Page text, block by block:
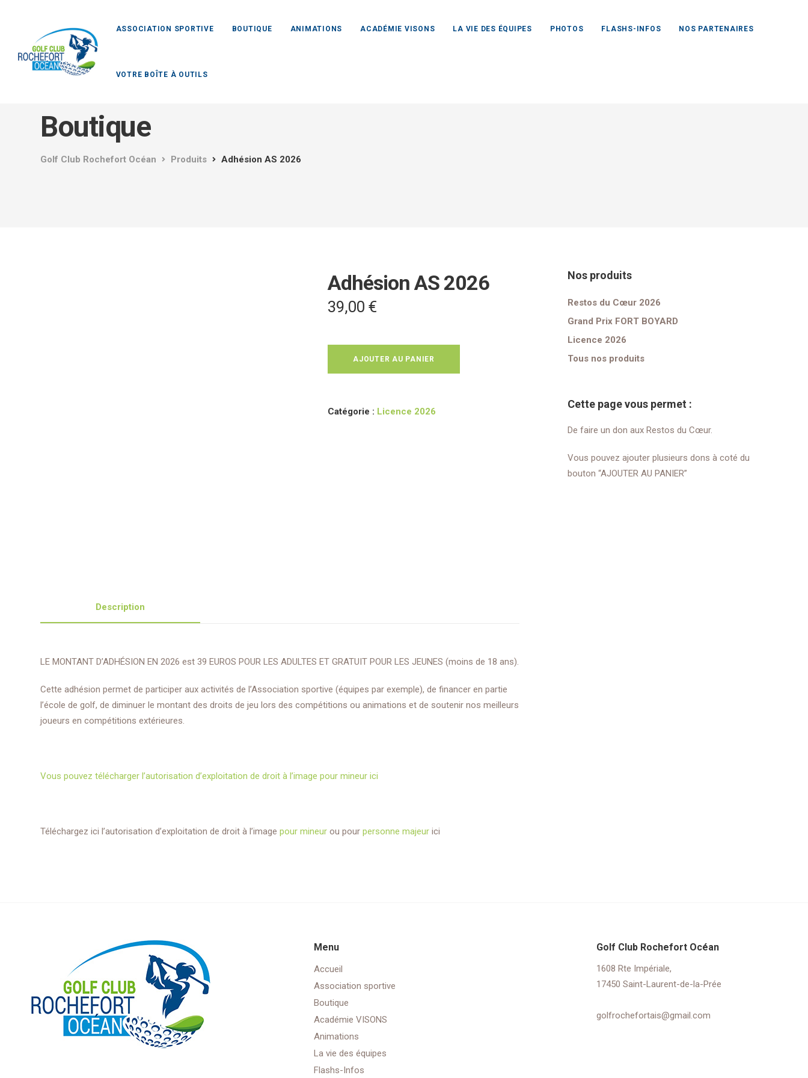
ASSOCIATION SPORTIVE BOUTIQUE ANIMATIONS ACADÉMIE VISONS LA VIE DES ÉQUIPES PHOTOS FLASHS-INFOS NOS PARTENAIRES
VOTRE BOÎTE À OUTILS
Boutique
Golf Club Rochefort Océan Produits Adhésion AS 2026
Adhésion AS 2026
39,00 €
AJOUTER AU PANIER
Catégorie : Licence 2026
Description
LE MONTANT D’ADHÉSION EN 2026 est 39 EUROS POUR LES ADULTES ET GRATUIT POUR LES JEUNES (moins de 18 ans).
Cette adhésion permet de participer aux activités de l’Association sportive (équipes par exemple), de financer en partie
l’école de golf, de diminuer le montant des droits de jeu lors des compétitions ou animations et de soutenir nos meilleurs
joueurs en compétitions extérieures.
Vous pouvez télécharger l’autorisation d’exploitation de droit à l’image pour mineur ici
Téléchargez ici l’autorisation d’exploitation de droit à l’image pour mineur ou pour personne majeur ici
Nos produits
Restos du Cœur 2026
Grand Prix FORT BOYARD
Licence 2026
Tous nos produits
Cette page vous permet :
De faire un don aux Restos du Cœur.
Vous pouvez ajouter plusieurs dons à coté du
bouton “AJOUTER AU PANIER”
Menu
Accueil
Association sportive
Boutique
Académie VISONS
Animations
La vie des équipes
Flashs-Infos
Golf Club Rochefort Océan
1608 Rte Impériale,
17450 Saint-Laurent-de-la-Prée
golfrochefortais@gmail.com